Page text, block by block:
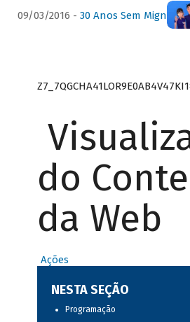
09/03/2016 - 30 Anos Sem Mignone
do
da Web
Ações
NESTA SEÇÃO
Programação